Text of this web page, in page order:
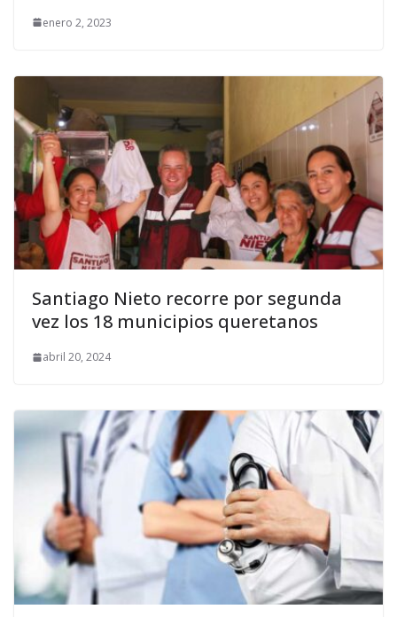
enero 2, 2023
Santiago Nieto recorre por segunda
vez los 18 municipios queretanos
abril 20, 2024